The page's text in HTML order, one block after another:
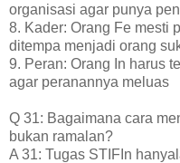
organisasi agar punya
8. Kader: Orang Fe mesti
ditempa menjadi orang
9. Peran: Orang In harus
agar peranannya meluas
Q 31: Bagaimana cara
bukan ramalan?
A 31: Tugas STIFIn